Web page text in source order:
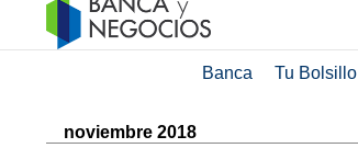
Banca Tu Bolsillo
noviembre 2018